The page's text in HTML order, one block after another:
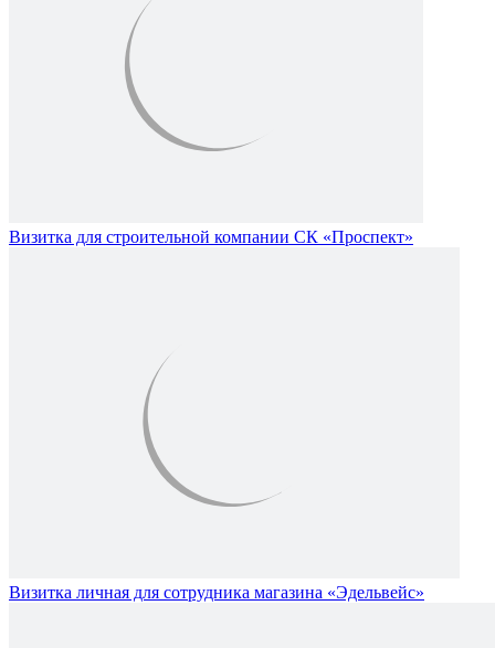
Визитка для строительной компании СК «Проспект»
Визитка личная для сотрудника магазина «Эдельвейс»